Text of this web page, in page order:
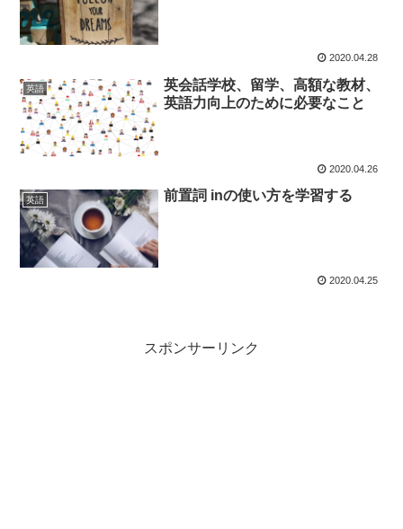
2020.04.28
英語
英会話学校、留学、高額な教材、
英語力向上のために必要なこと
2020.04.26
英語 前置詞 inの使い方を学習する
2020.04.25
スポンサーリンク